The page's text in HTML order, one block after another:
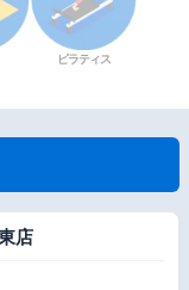
ピラティス
店